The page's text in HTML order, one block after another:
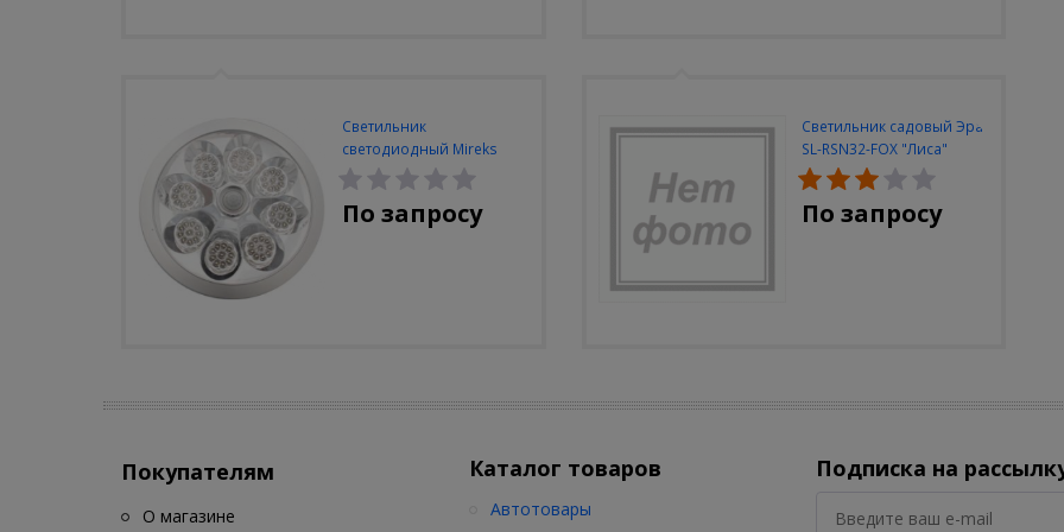
Светильник
светодиодный Mireks
С-310-80-S (5W/4000-
5000K/500lm/датчик
движения)
По запросу
Светильник садовый Эра
SL-RSN32-FOX "Лиса"
солн.бат, полистоун,
цветной, 32 см
По запросу
Покупателям
О магазине
Каталог товаров
Автотовары
Подписка на